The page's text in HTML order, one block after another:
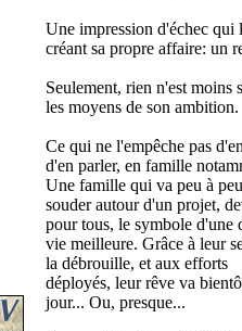
Une impression d'échec qui
créant sa propre affaire: un
Seulement, rien n'est
les moyens de son ambition.
Ce qui ne l'empêche pas
d'en parler, en famille
Une famille qui va peu à
souder autour d'un projet,
pour tous, le symbole d'une
vie meilleure. Grâce à leur
la débrouille, et aux efforts
déployés, leur rêve va
jour... Ou, presque...